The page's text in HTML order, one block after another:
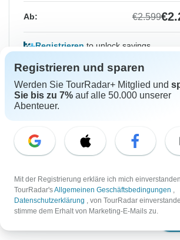
Ab€2.379
Ab: €2.599
Registrieren to unlock savings
Preis basierend auf gemeinsam
Von Freitag
4 Sep, 2026
Bis Samstag
12 Sep,
Englisch
Registrieren und sparen
Werden Sie TourRadar+ Mitglied und
Sie bis zu 7% auf alle 50.000 unserer
Abenteuer.
Mit der Registrierung erkläre ich mich
TourRadar'sAllgemeinen Geschäftsbedingungen ,
Datenschutzerklärung , von TourRadar
stimme dem Erhalt von Marketing-E-Mails zu.